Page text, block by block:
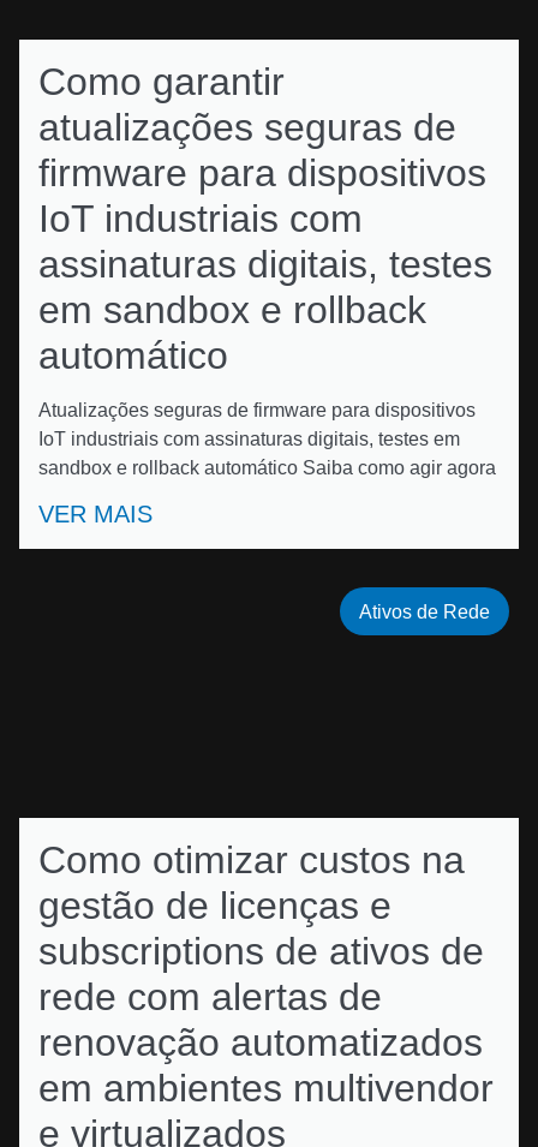
Como garantir
atualizações seguras de
firmware para dispositivos
IoT industriais com
assinaturas digitais, testes
em sandbox e rollback
automático
Atualizações seguras de firmware para dispositivos
IoT industriais com assinaturas digitais, testes em
sandbox e rollback automático Saiba como agir agora
VER MAIS
Como otimizar custos na
gestão de licenças e
subscriptions de ativos de
rede com alertas de
renovação automatizados
em ambientes multivendor
e virtualizados
Ativos de Rede